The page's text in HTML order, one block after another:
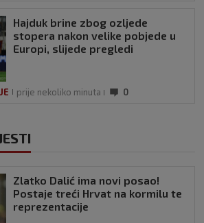
Hajduk brine zbog ozljede
stopera nakon velike pobjede u
Europi, slijede pregledi
prije nekoliko minuta 0
Zlatko Dalić ima novi posao!
Postaje treći Hrvat na kormilu te
reprezentacije